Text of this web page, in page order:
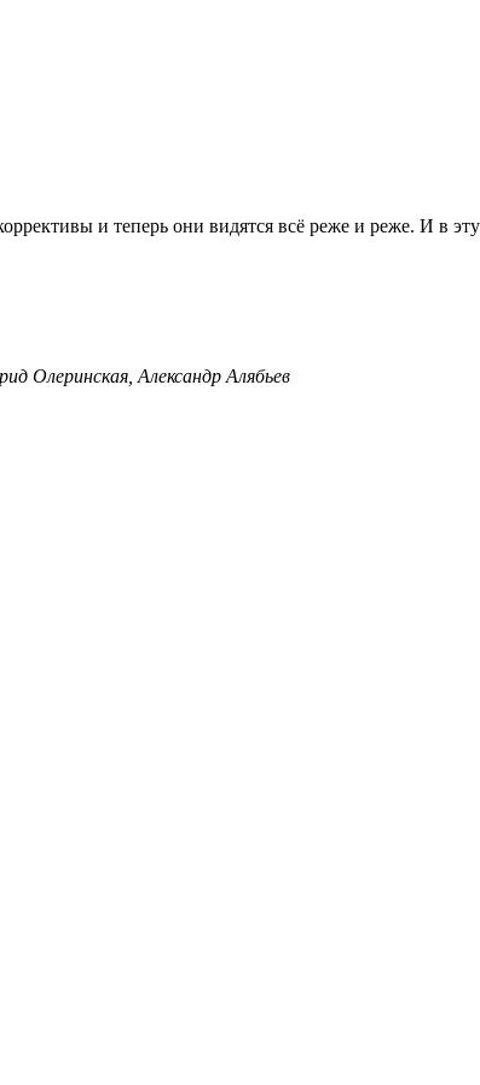
и теперь они видятся всё реже и реже. И в
Олеринская, Александр Алябьев